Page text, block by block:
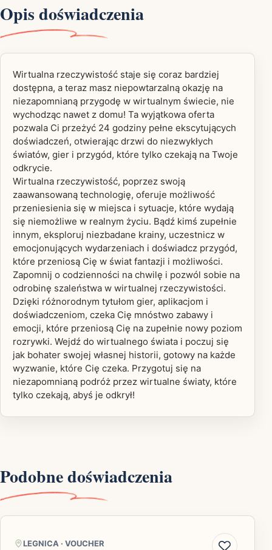
Opis doświadczenia
Wirtualna rzeczywistość staje się coraz bardziej
dostępna, a teraz masz niepowtarzalną okazję na
niezapomnianą przygodę w wirtualnym świecie, nie
wychodząc nawet z domu! Ta wyjątkowa oferta
pozwala Ci przeżyć 24 godziny pełne ekscytujących
doświadczeń, otwierając drzwi do niezwykłych
światów, gier i przygód, które tylko czekają na Twoje
odkrycie.
Wirtualna rzeczywistość, poprzez swoją
zaawansowaną technologię, oferuje możliwość
przeniesienia się w miejsca i sytuacje, które wydają
się niemożliwe w realnym życiu. Bądź kimś zupełnie
innym, eksploruj niezbadane krainy, uczestnicz w
emocjonujących wydarzeniach i doświadcz przygód,
które przeniosą Cię w świat fantazji i możliwości.
Zapomnij o codzienności na chwilę i pozwól sobie na
odrobinę szaleństwa w wirtualnej rzeczywistości.
Dzięki różnorodnym tytułom gier, aplikacjom i
doświadczeniom, czeka Cię mnóstwo zabawy i
emocji, które przeniosą Cię na zupełnie nowy poziom
rozrywki. Wejdź do wirtualnego świata i poczuj się
jak bohater swojej własnej historii, gotowy na każde
wyzwanie, które Cię czeka. Przygotuj się na
niezapomnianą podróż przez wirtualne światy, które
tylko czekają, abyś je odkrył!
Podobne doświadczenia
LEGNICA · VOUCHER